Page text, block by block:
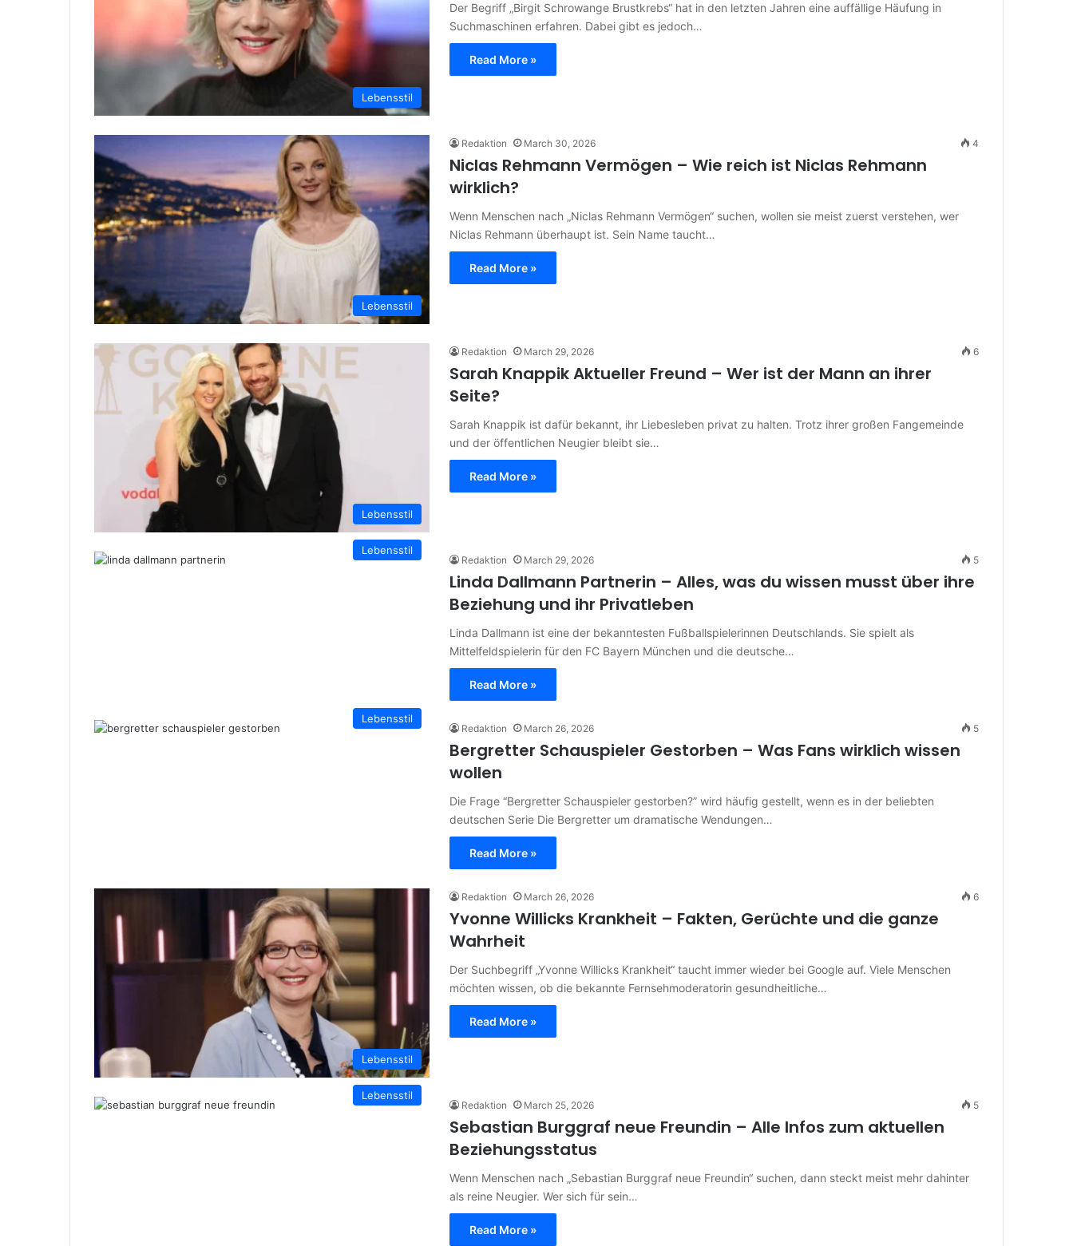
Lebensstil
Der Begriff „Birgit Schrowange Brustkrebs“ hat in den letzten Jahren eine auffällige Häufung in
Suchmaschinen erfahren. Dabei gibt es jedoch…
Read More »
Lebensstil
Redaktion March 30, 2026 4
Niclas Rehmann Vermögen – Wie reich ist Niclas Rehmann
wirklich?
Wenn Menschen nach „Niclas Rehmann Vermögen“ suchen, wollen sie meist zuerst verstehen, wer
Niclas Rehmann überhaupt ist. Sein Name taucht…
Read More »
Lebensstil
Redaktion March 29, 2026 6
Sarah Knappik Aktueller Freund – Wer ist der Mann an ihrer
Seite?
Sarah Knappik ist dafür bekannt, ihr Liebesleben privat zu halten. Trotz ihrer großen Fangemeinde
und der öffentlichen Neugier bleibt sie…
Read More »
Lebensstil
Redaktion March 29, 2026 5
Linda Dallmann Partnerin – Alles, was du wissen musst über ihre
Beziehung und ihr Privatleben
Linda Dallmann ist eine der bekanntesten Fußballspielerinnen Deutschlands. Sie spielt als
Mittelfeldspielerin für den FC Bayern München und die deutsche…
Read More »
Lebensstil
Redaktion March 26, 2026 5
Bergretter Schauspieler Gestorben – Was Fans wirklich wissen
wollen
Die Frage “Bergretter Schauspieler gestorben?” wird häufig gestellt, wenn es in der beliebten
deutschen Serie Die Bergretter um dramatische Wendungen…
Read More »
Lebensstil
Redaktion March 26, 2026 6
Yvonne Willicks Krankheit – Fakten, Gerüchte und die ganze
Wahrheit
Der Suchbegriff „Yvonne Willicks Krankheit“ taucht immer wieder bei Google auf. Viele Menschen
möchten wissen, ob die bekannte Fernsehmoderatorin gesundheitliche…
Read More »
Lebensstil
Redaktion March 25, 2026 5
Sebastian Burggraf neue Freundin – Alle Infos zum aktuellen
Beziehungsstatus
Wenn Menschen nach „Sebastian Burggraf neue Freundin“ suchen, dann steckt meist mehr dahinter
als reine Neugier. Wer sich für sein…
Read More »